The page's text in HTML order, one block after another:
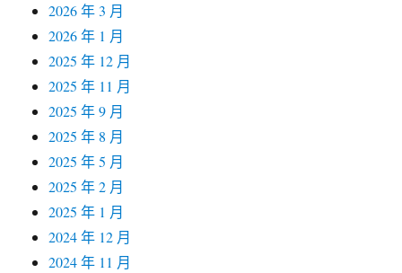
2026 年 3 月
2026 年 1 月
2025 年 12 月
2025 年 11 月
2025 年 9 月
2025 年 8 月
2025 年 5 月
2025 年 2 月
2025 年 1 月
2024 年 12 月
2024 年 11 月